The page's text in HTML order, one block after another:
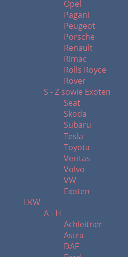
Opel
Pagani
Peugeot
Porsche
Renault
Rimac
Rolls Royce
Rover
S - Z sowie Exoten
Seat
Skoda
Subaru
Tesla
Toyota
Veritas
Volvo
VW
Exoten
LKW
A - H
Achleitner
Astra
DAF